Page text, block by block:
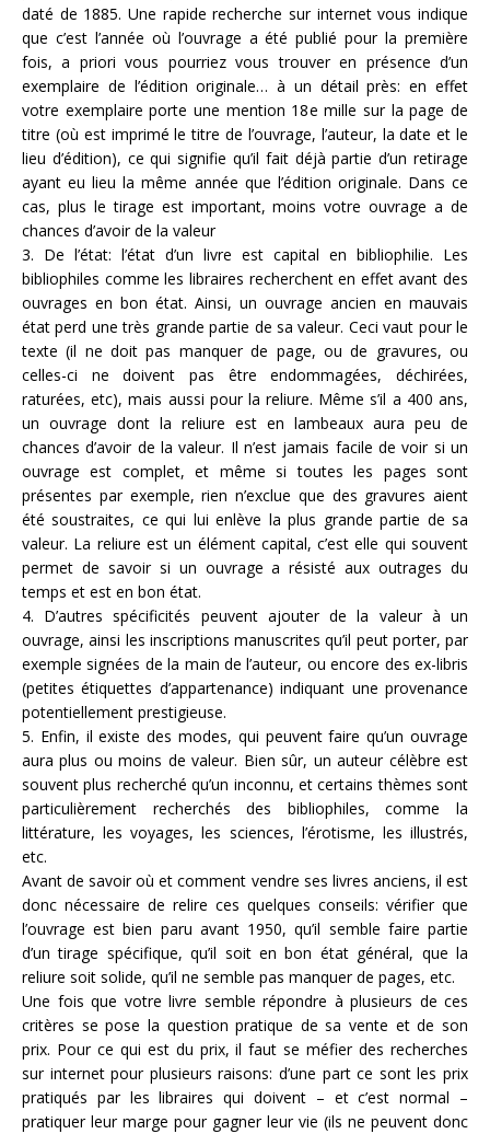
daté de 1885. Une rapide recherche sur internet vous indique
que c’est l’année où l’ouvrage a été publié pour la première
fois, a priori vous pourriez vous trouver en présence d’un
exemplaire de l’édition originale… à un détail près: en effet
votre exemplaire porte une mention 18e mille sur la page de
titre (où est imprimé le titre de l’ouvrage, l’auteur, la date et le
lieu d’édition), ce qui signifie qu’il fait déjà partie d’un retirage
ayant eu lieu la même année que l’édition originale. Dans ce
cas, plus le tirage est important, moins votre ouvrage a de
chances d’avoir de la valeur
3. De l’état: l’état d’un livre est capital en bibliophilie. Les
bibliophiles comme les libraires recherchent en effet avant des
ouvrages en bon état. Ainsi, un ouvrage ancien en mauvais
état perd une très grande partie de sa valeur. Ceci vaut pour le
texte (il ne doit pas manquer de page, ou de gravures, ou
celles-ci ne doivent pas être endommagées, déchirées,
raturées, etc), mais aussi pour la reliure. Même s’il a 400 ans,
un ouvrage dont la reliure est en lambeaux aura peu de
chances d’avoir de la valeur. Il n’est jamais facile de voir si un
ouvrage est complet, et même si toutes les pages sont
présentes par exemple, rien n’exclue que des gravures aient
été soustraites, ce qui lui enlève la plus grande partie de sa
valeur. La reliure est un élément capital, c’est elle qui souvent
permet de savoir si un ouvrage a résisté aux outrages du
temps et est en bon état.
4. D’autres spécificités peuvent ajouter de la valeur à un
ouvrage, ainsi les inscriptions manuscrites qu’il peut porter, par
exemple signées de la main de l’auteur, ou encore des ex-libris
(petites étiquettes d’appartenance) indiquant une provenance
potentiellement prestigieuse.
5. Enfin, il existe des modes, qui peuvent faire qu’un ouvrage
aura plus ou moins de valeur. Bien sûr, un auteur célèbre est
souvent plus recherché qu’un inconnu, et certains thèmes sont
particulièrement recherchés des bibliophiles, comme la
littérature, les voyages, les sciences, l’érotisme, les illustrés,
etc.
Avant de savoir où et comment vendre ses livres anciens, il est
donc nécessaire de relire ces quelques conseils: vérifier que
l’ouvrage est bien paru avant 1950, qu’il semble faire partie
d’un tirage spécifique, qu’il soit en bon état général, que la
reliure soit solide, qu’il ne semble pas manquer de pages, etc.
Une fois que votre livre semble répondre à plusieurs de ces
critères se pose la question pratique de sa vente et de son
prix. Pour ce qui est du prix, il faut se méfier des recherches
sur internet pour plusieurs raisons: d’une part ce sont les prix
pratiqués par les libraires qui doivent – et c’est normal –
pratiquer leur marge pour gagner leur vie (ils ne peuvent donc